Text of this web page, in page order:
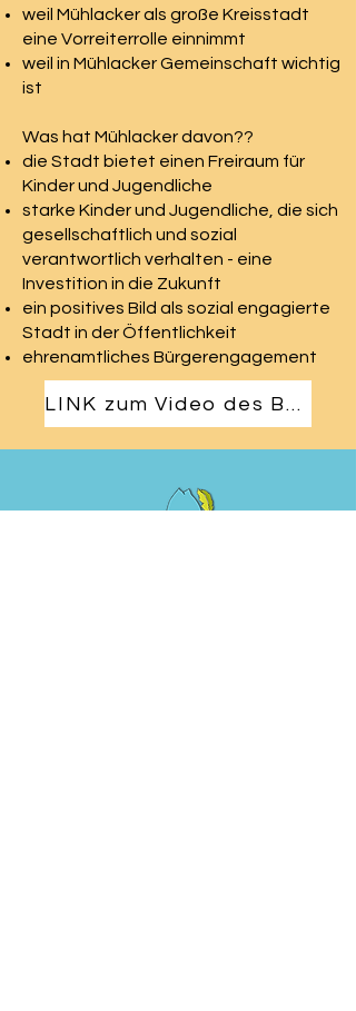
weil Mühlacker als große Kreisstadt
eine Vorreiterrolle einnimmt
weil in Mühlacker Gemeinschaft wichtig
ist
Was hat Mühlacker davon??
die Stadt bietet einen Freiraum für
Kinder und Jugendliche
starke Kinder und Jugendliche, die sich
gesellschaftlich und sozial
verantwortlich verhalten - eine
Investition in die Zukunft
ein positives Bild als sozial engagierte
Stadt in der Öffentlichkeit
ehrenamtliches Bürgerengagement
LINK zum Video des Bdja